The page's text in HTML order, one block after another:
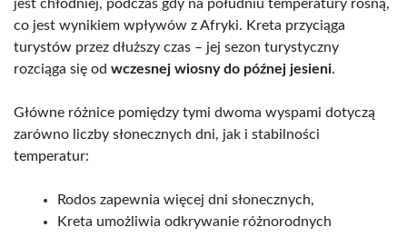
jest chłodniej, podczas gdy na południu temperatury rosną,
co jest wynikiem wpływów z Afryki. Kreta przyciąga
turystów przez dłuższy czas – jej sezon turystyczny
rozciąga się od wczesnej wiosny do późnej jesieni.
Główne różnice pomiędzy tymi dwoma wyspami dotyczą
zarówno liczby słonecznych dni, jak i stabilności
temperatur:
Rodos zapewnia więcej dni słonecznych,
Kreta umożliwia odkrywanie różnorodnych